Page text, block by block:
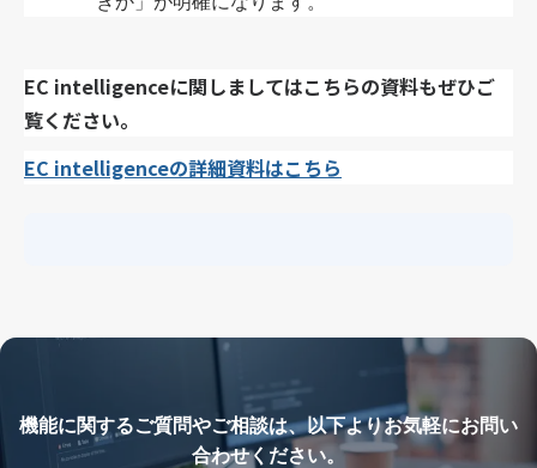
EC intelligenceに関しましてはこちらの資料もぜひご
覧ください。
EC intelligenceの詳細資料はこちら
機能に関するご質問やご相談は、以下よりお気軽にお問い
合わせください。